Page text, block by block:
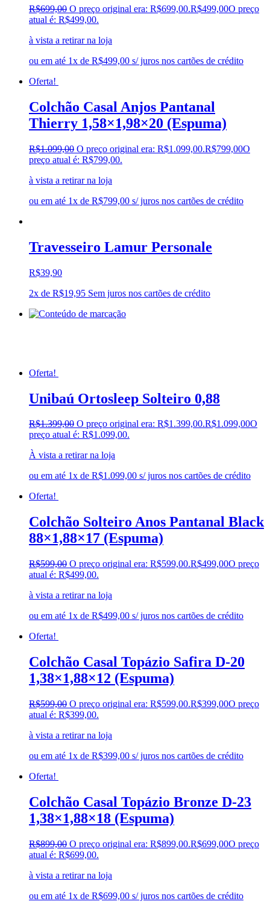
R$699,00 O preço original era: R$699,00.R$499,00O preço
atual é: R$499,00.
à vista a retirar na loja
ou em até 1x de R$499,00 s/ juros nos cartões de crédito
Oferta!
Colchão Casal Anjos Pantanal
Thierry 1,58×1,98×20 (Espuma)
R$1.099,00 O preço original era: R$1.099,00.R$799,00O
preço atual é: R$799,00.
à vista a retirar na loja
ou em até 1x de R$799,00 s/ juros nos cartões de crédito
Travesseiro Lamur Personale
R$39,90
2x de R$19,95 Sem juros nos cartões de crédito
Oferta!
Unibaú Ortosleep Solteiro 0,88
R$1.399,00 O preço original era: R$1.399,00.R$1.099,00O
preço atual é: R$1.099,00.
À vista a retirar na loja
ou em até 1x de R$1.099,00 s/ juros nos cartões de crédito
Oferta!
Colchão Solteiro Anos Pantanal Black
88×1,88×17 (Espuma)
R$599,00 O preço original era: R$599,00.R$499,00O preço
atual é: R$499,00.
à vista a retirar na loja
ou em até 1x de R$499,00 s/ juros nos cartões de crédito
Oferta!
Colchão Casal Topázio Safira D-20
1,38×1,88×12 (Espuma)
R$599,00 O preço original era: R$599,00.R$399,00O preço
atual é: R$399,00.
à vista a retirar na loja
ou em até 1x de R$399,00 s/ juros nos cartões de crédito
Oferta!
Colchão Casal Topázio Bronze D-23
1,38×1,88×18 (Espuma)
R$899,00 O preço original era: R$899,00.R$699,00O preço
atual é: R$699,00.
à vista a retirar na loja
ou em até 1x de R$699,00 s/ juros nos cartões de crédito